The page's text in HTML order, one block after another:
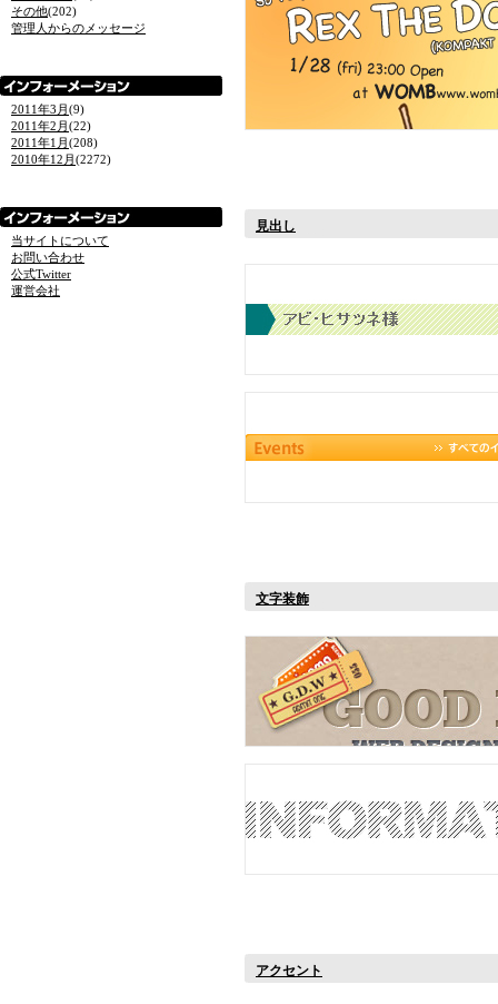
その他(202)
管理人からのメッセージ
2011年3月(9)
2011年2月(22)
2011年1月(208)
2010年12月(2272)
当サイトについて
お問い合わせ
公式Twitter
運営会社
見出し
文字装飾
アクセント